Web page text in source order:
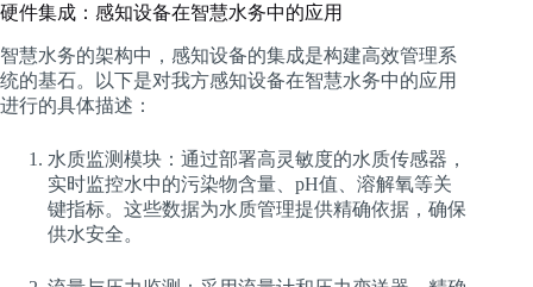
硬件集成：感知设备在智慧水务中的应用
智慧水务的架构中，感知设备的集成是构建高效管理系
统的基石。以下是对我方感知设备在智慧水务中的应用
进行的具体描述：
水质监测模块：通过部署高灵敏度的水质传感器，
实时监控水中的污染物含量、pH值、溶解氧等关
键指标。这些数据为水质管理提供精确依据，确保
供水安全。